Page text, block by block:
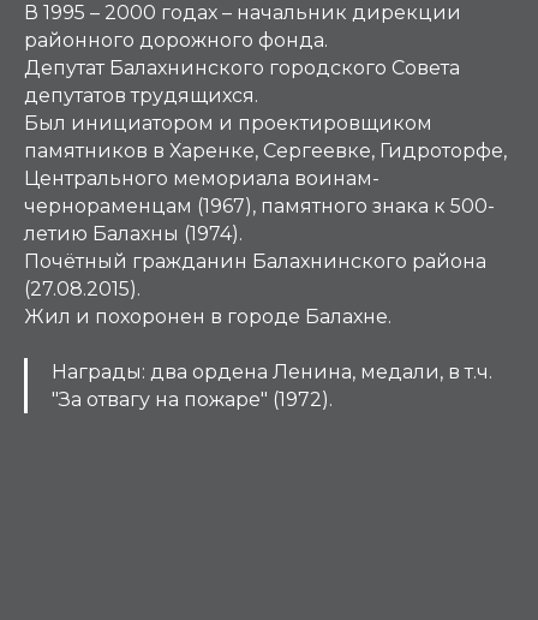
В 1995 – 2000 годах – начальник дирекции
районного дорожного фонда.
Депутат Балахнинского городского Совета
депутатов трудящихся.
Был инициатором и проектировщиком
памятников в Харенке, Сергеевке, Гидроторфе,
Центрального мемориала воинам-
чернораменцам (1967), памятного знака к 500-
летию Балахны (1974).
Почётный гражданин Балахнинского района
(27.08.2015).
Жил и похоронен в городе Балахне.
Награды: два ордена Ленина, медали, в т.ч.
"За отвагу на пожаре" (1972).